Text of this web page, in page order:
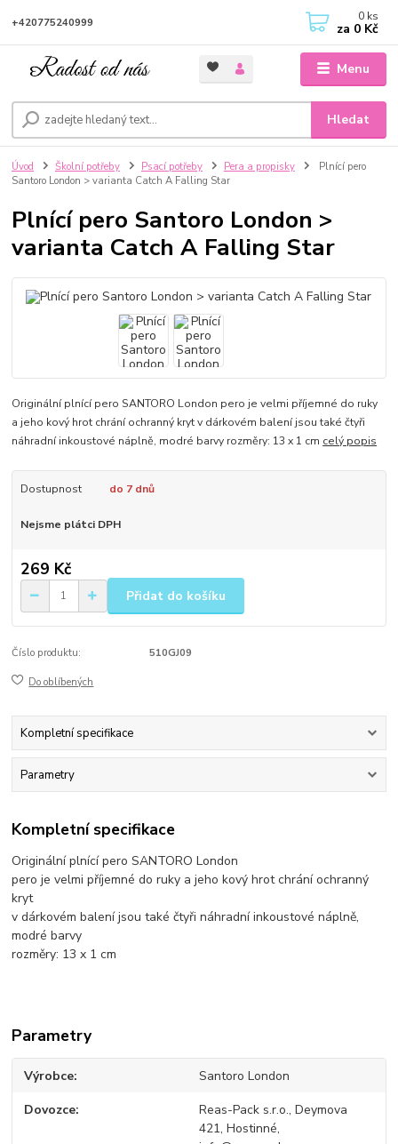
Menu
Hledat
+420775240999 0 ks
za 0 Kč
Úvod Školní potřeby Psací potřeby Pera a propisky
Plnící pero
Santoro London > varianta Catch A Falling Star
Plnící pero Santoro London >
varianta Catch A Falling Star
Originální plnící pero SANTORO London pero je velmi příjemné do ruky
a jeho kový hrot chrání ochranný kryt v dárkovém balení jsou také čtyři
náhradní inkoustové náplně, modré barvy rozměry: 13 x 1 cm celý popis
Dostupnost do 7 dnů
Nejsme plátci DPH
269 Kč
Přidat do košíku
Číslo produktu: 510GJ09
Do oblíbených
Kompletní specifikace
Parametry
Kompletní specifikace
Originální plnící pero SANTORO London
pero je velmi příjemné do ruky a jeho kový hrot chrání ochranný
kryt
v dárkovém balení jsou také čtyři náhradní inkoustové náplně,
modré barvy
rozměry: 13 x 1 cm
Parametry
Výrobce Santoro London
Dovozce
Reas-Pack s.r.o., Deymova
421, Hostinné,